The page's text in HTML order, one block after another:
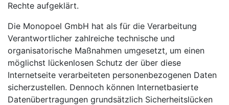
Rechte aufgeklärt.
Die Monopoel GmbH hat als für die Verarbeitung
Verantwortlicher zahlreiche technische und
organisatorische Maßnahmen umgesetzt, um einen
möglichst lückenlosen Schutz der über diese
Internetseite verarbeiteten personenbezogenen Daten
sicherzustellen. Dennoch können Internetbasierte
Datenübertragungen grundsätzlich Sicherheitslücken